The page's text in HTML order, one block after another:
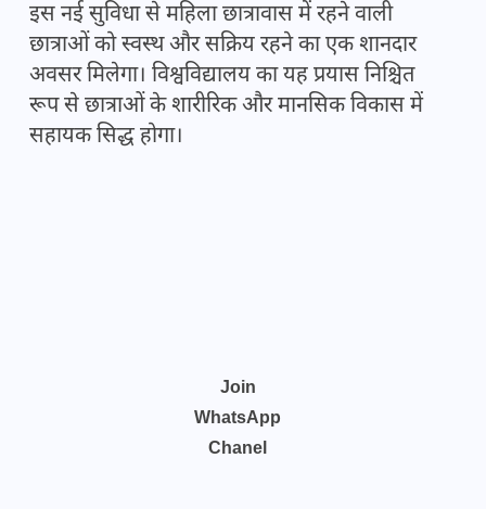
इस नई सुविधा से महिला छात्रावास में रहने वाली
छात्राओं को स्वस्थ और सक्रिय रहने का एक शानदार
अवसर मिलेगा। विश्वविद्यालय का यह प्रयास निश्चित
रूप से छात्राओं के शारीरिक और मानसिक विकास में
सहायक सिद्ध होगा।
Join
WhatsApp
Chanel